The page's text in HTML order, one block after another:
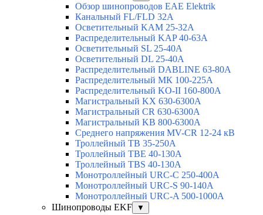
Обзор шинопроводов EAE Elektrik
Канальный FL/FLD 32A
Осветительный KAM 25-32А
Распределительный KAP 40-63A
Осветительный SL 25-40А
Осветительный DL 25-40А
Распределительный DABLINE 63-80A
Распределительный МК 100-225А
Распределительный KO-II 160-800А
Магистральный KX 630-6300А
Магистральный CR 630-6300А
Магистральный KB 800-6300А
Среднего напряжения MV-CR 12-24 кВ
Троллейный TB 35-250A
Троллейный TBE 40-130A
Троллейный TBS 40-130A
Монотроллейный URC-C 250-400A
Монотроллейный URC-S 90-140A
Монотроллейный URC-A 500-1000A
Шинопроводы EKF
▼